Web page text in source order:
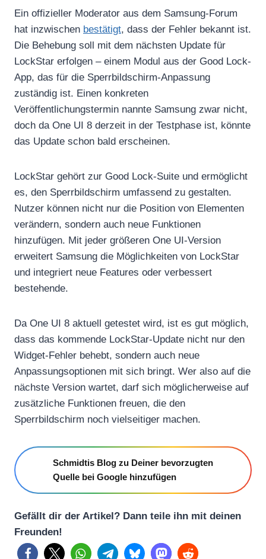
Ein offizieller Moderator aus dem Samsung-Forum
hat inzwischen bestätigt, dass der Fehler bekannt ist.
Die Behebung soll mit dem nächsten Update für
LockStar erfolgen – einem Modul aus der Good Lock-
App, das für die Sperrbildschirm-Anpassung
zuständig ist. Einen konkreten
Veröffentlichungstermin nannte Samsung zwar nicht,
doch da One UI 8 derzeit in der Testphase ist, könnte
das Update schon bald erscheinen.
LockStar gehört zur Good Lock-Suite und ermöglicht
es, den Sperrbildschirm umfassend zu gestalten.
Nutzer können nicht nur die Position von Elementen
verändern, sondern auch neue Funktionen
hinzufügen. Mit jeder größeren One UI-Version
erweitert Samsung die Möglichkeiten von LockStar
und integriert neue Features oder verbessert
bestehende.
Da One UI 8 aktuell getestet wird, ist es gut möglich,
dass das kommende LockStar-Update nicht nur den
Widget-Fehler behebt, sondern auch neue
Anpassungsoptionen mit sich bringt. Wer also auf die
nächste Version wartet, darf sich möglicherweise auf
zusätzliche Funktionen freuen, die den
Sperrbildschirm noch vielseitiger machen.
Schmidtis Blog zu Deiner bevorzugten
Quelle bei Google hinzufügen
Gefällt dir der Artikel? Dann teile ihn mit deinen
Freunden!